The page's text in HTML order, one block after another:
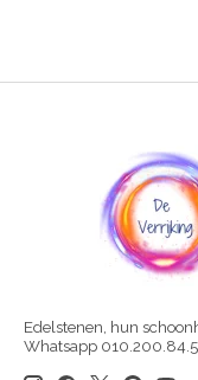
Edelstenen, hun
Whatsapp